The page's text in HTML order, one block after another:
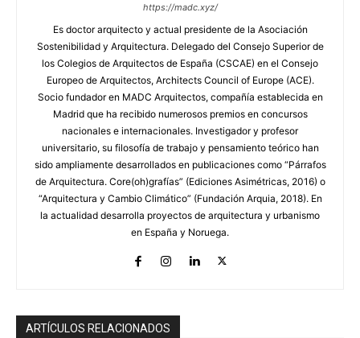
https://madc.xyz/
Es doctor arquitecto y actual presidente de la Asociación
Sostenibilidad y Arquitectura. Delegado del Consejo Superior de
los Colegios de Arquitectos de España (CSCAE) en el Consejo
Europeo de Arquitectos, Architects Council of Europe (ACE).
Socio fundador en MADC Arquitectos, compañía establecida en
Madrid que ha recibido numerosos premios en concursos
nacionales e internacionales. Investigador y profesor
universitario, su filosofía de trabajo y pensamiento teórico han
sido ampliamente desarrollados en publicaciones como “Párrafos
de Arquitectura. Core(oh)grafías” (Ediciones Asimétricas, 2016) o
“Arquitectura y Cambio Climático” (Fundación Arquia, 2018). En
la actualidad desarrolla proyectos de arquitectura y urbanismo
en España y Noruega.
ARTÍCULOS RELACIONADOS